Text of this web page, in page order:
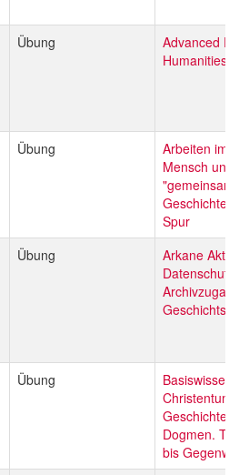
Übung
Advanced
Humanities
Übung
Arbeiten im
Mensch und
Geschichte"
Spur
Übung
Arkane
Datenschutz,
Übung
Basiswissen
Christentum.
Geschichte,
Dogmen.
bis